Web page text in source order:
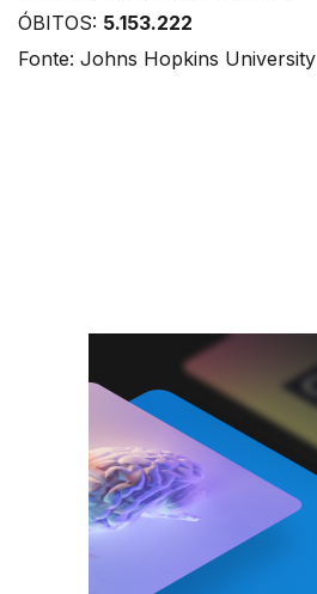
ÓBITOS: 5.153.222
Fonte: Johns Hopkins University